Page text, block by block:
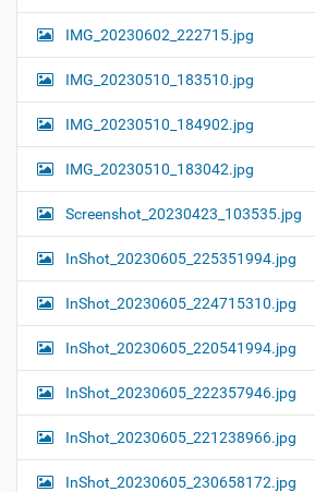
IMG_20230602_222715.jpg
IMG_20230510_183510.jpg
IMG_20230510_184902.jpg
IMG_20230510_183042.jpg
Screenshot_20230423_103535.jpg
InShot_20230605_225351994.jpg
InShot_20230605_224715310.jpg
InShot_20230605_220541994.jpg
InShot_20230605_222357946.jpg
InShot_20230605_221238966.jpg
InShot_20230605_230658172.jpg